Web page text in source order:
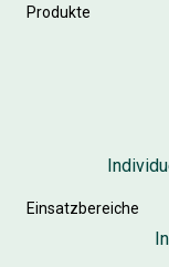
Produkte
Einsatzbereiche